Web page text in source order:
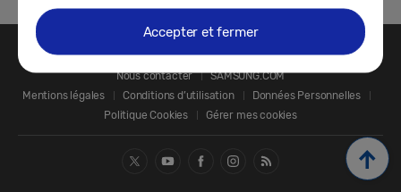
Nous contacter
SAMSUNG.COM
Mentions légales
Conditions d’utilisation
Données Personnelles
Politique Cookies
Gérer mes cookies
Accepter et fermer